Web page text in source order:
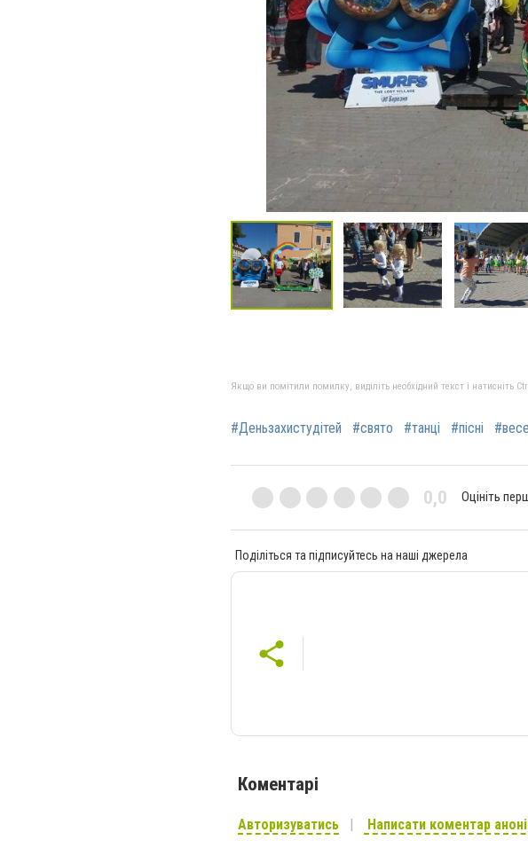
Якщо ви помітили помилку, виділіть необхідний текст і натисніть
#Деньзахистудітей #свято #танці #пісні
0,0 Оцініть
Поділіться та підписуйтесь на наші джерела
Коментарі
Авторизуватись Написати коментар